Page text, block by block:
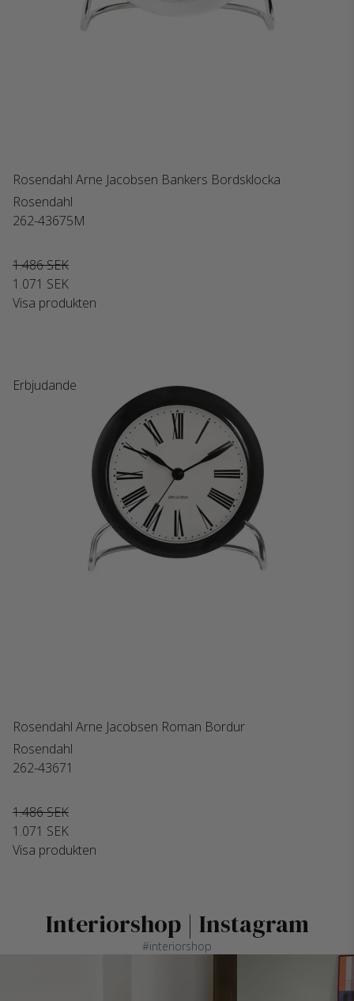
Rosendahl Arne Jacobsen Bankers Bordsklocka
Rosendahl
262-43675M
1.486 SEK
1.071 SEK
Visa produkten
Erbjudande
Rosendahl Arne Jacobsen Roman Bordur
Rosendahl
262-43671
1.486 SEK
1.071 SEK
Visa produkten
Interiorshop | Instagram
#interiorshop